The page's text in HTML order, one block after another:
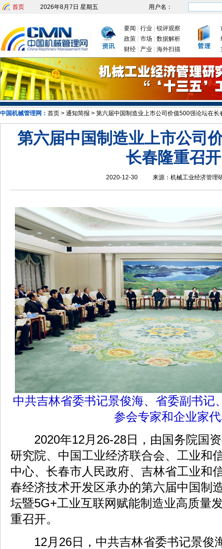
首页 2026年8月7日 星期五 用户名：
要闻 行业
锐评观察
政策
市场
数据解析
财经
产业 海外扫描
中国机械管理网： 首页 > 通知简报 > 第六届中国制造业上市公司价值500强论坛在长
国务院常务会议为何聚焦制造业 我国出台四大举措促进制造业稳增长 美为何对"
第六届中国制造业上市公司
长春隆重召开
2020-12-30 来源： 机械工业经济管理
中共吉林省委书记景俊海、省委副书记
参会专家和企业家
2020年12月26-28日，由国务院国资
研究院、中国工业经济联合会、工业和
中心、长春市人民政府、吉林省工业和
春经济技术开发区承办的第六届中国制
坛暨5G+工业互联网赋能制造业高质量
重召开。
12月26日，中共吉林省委书记景俊